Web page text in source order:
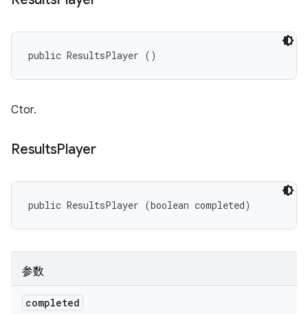
public ResultsPlayer ()
Ctor.
ResultsPlayer
public ResultsPlayer (boolean completed)
参数
completed